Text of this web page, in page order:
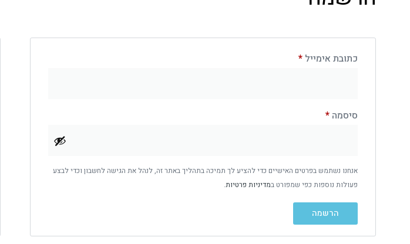
כתובת אימייל *
סיסמה *
אנחנו נשתמש בפרטים האישיים כדי להציע לך תמיכה בתהליך באתר זה, לנהל את הגישה לחשבון וכדי לבצע
פעולות נוספות כפי שמפורט במדיניות פרטיות.
הרשמה